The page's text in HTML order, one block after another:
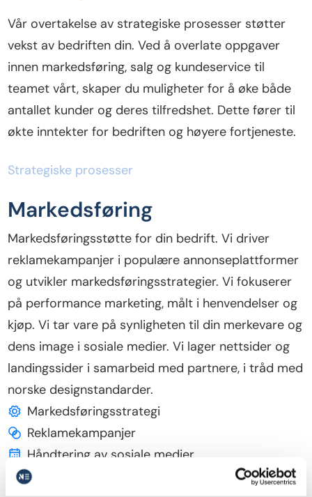
Vår overtakelse av strategiske prosesser støtter
vekst av bedriften din. Ved å overlate oppgaver
innen markedsføring, salg og kundeservice til
teamet vårt, skaper du muligheter for å øke både
antallet kunder og deres tilfredshet. Dette fører til
økte inntekter for bedriften og høyere fortjeneste.
Strategiske prosesser
Markedsføring
Markedsføringsstøtte for din bedrift. Vi driver
reklamekampanjer i populære annonseplattformer
og utvikler markedsføringsstrategier. Vi fokuserer
på performance marketing, målt i henvendelser og
kjøp. Vi tar vare på synligheten til din merkevare og
dens image i sosiale medier. Vi lager nettsider og
landingssider i samarbeid med partnere, i tråd med
norske designstandarder.
Markedsføringsstrategi
Reklamekampanjer
Håndtering av sosiale medier
Leadgenerering